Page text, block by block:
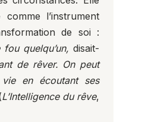
l’instrument
de soi :
quelqu’un, disait-
de rêver. On peut
en écoutant ses
L’Intelligence du rêve,